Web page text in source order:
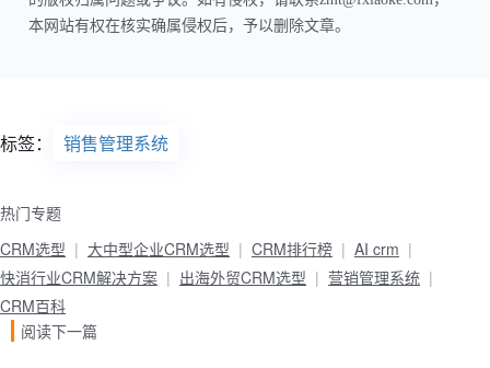
本网站有权在核实确属侵权后，予以删除文章。
标签： 销售管理系统
热门专题
CRM选型
大中型企业CRM选型 CRM排行榜
AI crm
快消行业CRM解决方案
出海外贸CRM选型
营销管理系统
CRM百科
阅读下一篇